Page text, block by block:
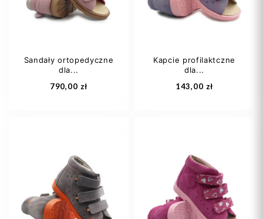
Dodaj do koszyka Dodaj do koszyka
Sandały ortopedyczne
dla...
790,00 zł
25
26
29
30
Kapcie profilaktczne
dla...
143,00 zł
25
27
28
29 +1